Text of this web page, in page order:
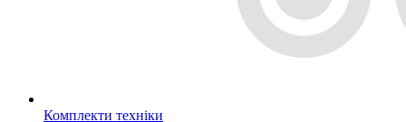
Комплекти техніки